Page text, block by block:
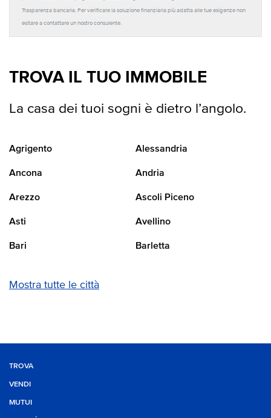
Trasparenza bancaria. Per verificare la soluzione finanziaria più adatta alle tue esigenze non
esitare a contattare un nostro consulente.
TROVA IL TUO IMMOBILE
La casa dei tuoi sogni è dietro l’angolo.
Agrigento Alessandria
Ancona Andria
Arezzo Ascoli Piceno
Asti Avellino
Bari Barletta
Mostra tutte le città
TROVA
VENDI
MUTUI